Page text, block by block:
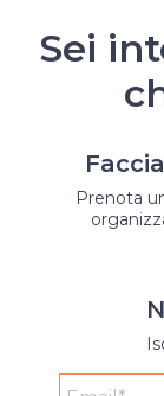
Sei
Prenota